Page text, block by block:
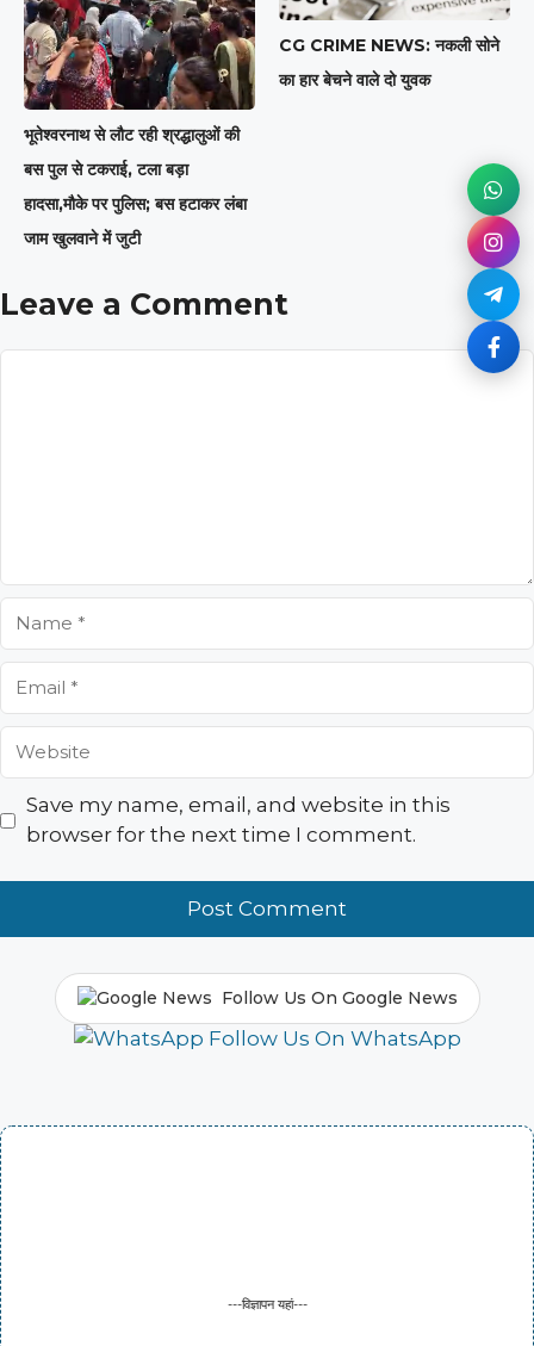
भूतेश्वरनाथ से लौट रही श्रद्धालुओं की
बस पुल से टकराई, टला बड़ा
हादसा,मौके पर पुलिस; बस हटाकर लंबा
जाम खुलवाने में जुटी
CG CRIME NEWS: नकली सोने
का हार बेचने वाले दो युवक
Leave a Comment
Name
Email
Website
Save my name, email, and website in this
browser for the next time I comment.
Follow Us On Google News
Follow Us On WhatsApp
---विज्ञापन यहां---